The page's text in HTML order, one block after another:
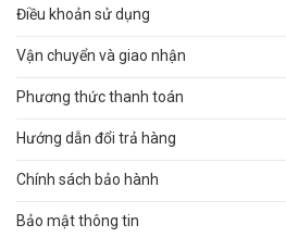
Điều khoản sử dụng
Vận chuyển và giao nhận
Phương thức thanh toán
Hướng dẫn đổi trả hàng
Chính sách bảo hành
Bảo mật thông tin